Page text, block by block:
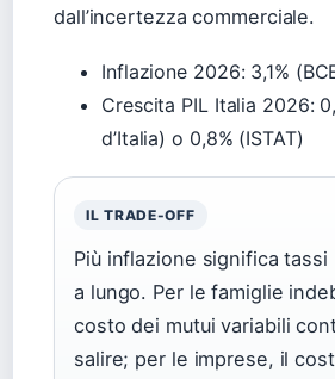
dall’incertezza commerciale.
Inflazione 2026: 3,1%
Crescita PIL Italia 2026:
d’Italia) o 0,8% (ISTAT)
IL TRADE-OFF
Più inflazione significa tassi
a lungo. Per le famiglie
costo dei mutui variabili
salire; per le imprese, il